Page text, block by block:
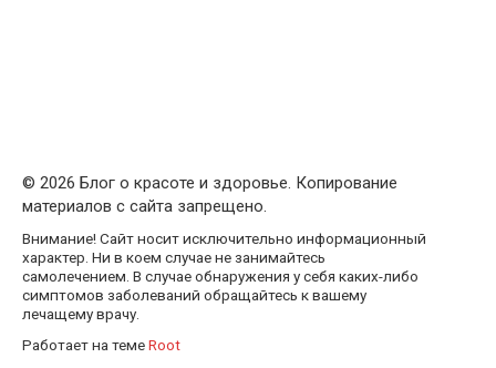
© 2026 Блог о красоте и здоровье. Копирование
материалов с сайта запрещено.
Внимание! Сайт носит исключительно информационный
характер. Ни в коем случае не занимайтесь
самолечением. В случае обнаружения у себя каких-либо
симптомов заболеваний обращайтесь к вашему
лечащему врачу.
Работает на темеRoot